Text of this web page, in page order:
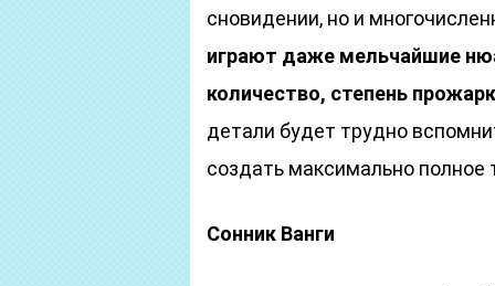
сновидении, но и
играют даже мельчайшие
количество, степень
детали будет трудно
создать максимально полное
Cонник Ванги